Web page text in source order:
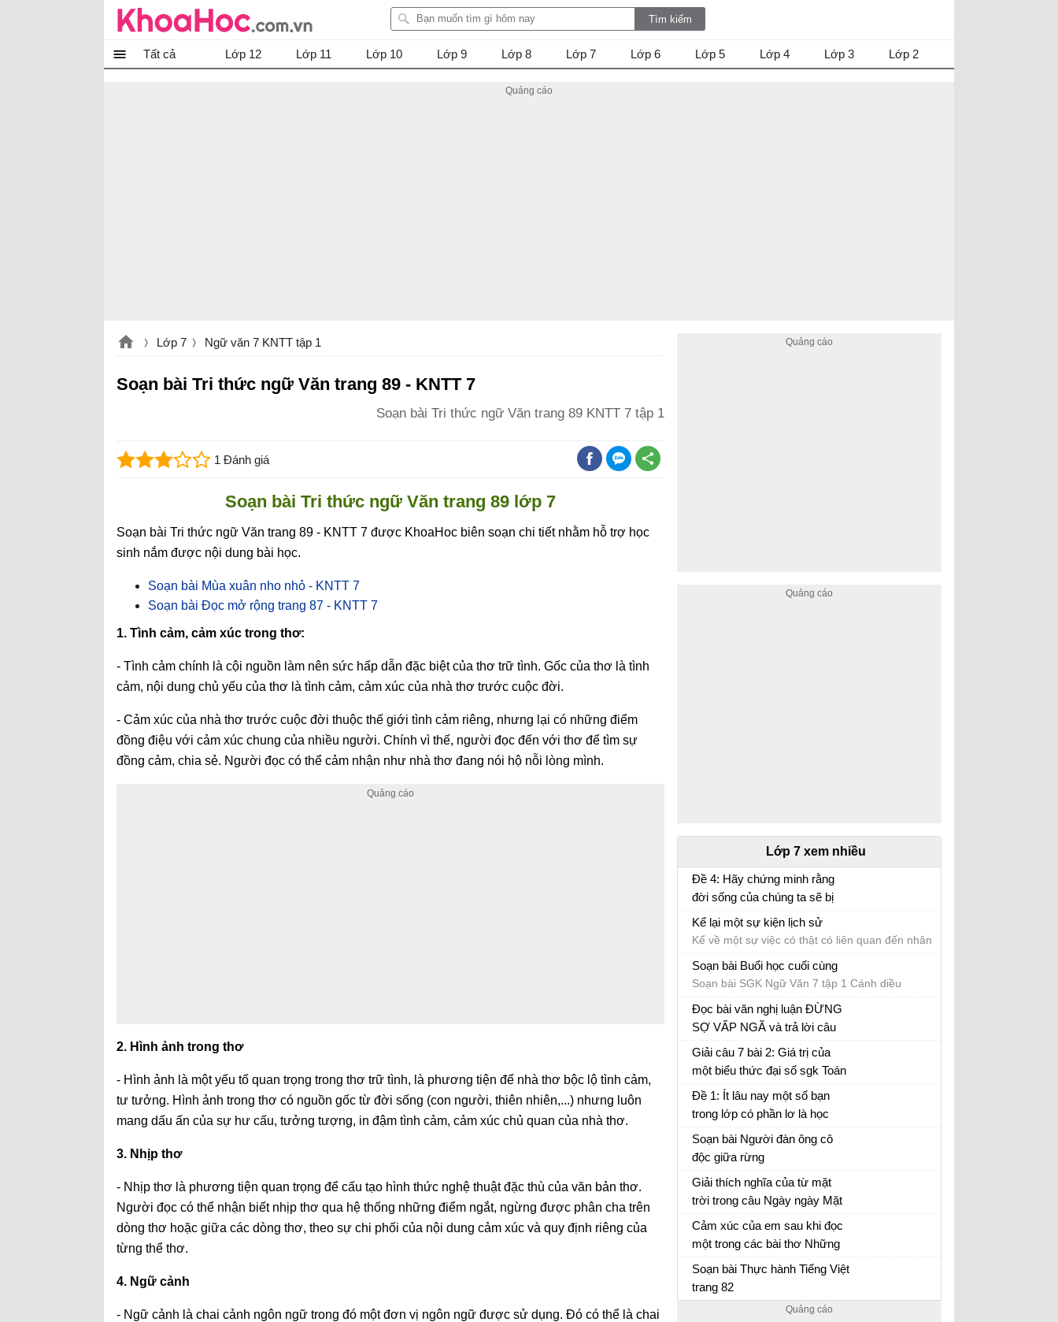
Tất cả Lớp 12 Lớp 11 Lớp 10 Lớp 9 Lớp 8 Lớp 7 Lớp 6 Lớp 5 Lớp 4 Lớp 3 Lớp 2
Lớp 7 Ngữ văn 7 KNTT tập 1
Soạn bài Tri thức ngữ Văn trang 89 - KNTT 7
Soạn bài Tri thức ngữ Văn trang 89 KNTT 7 tập 1
1 Đánh giá
Soạn bài Tri thức ngữ Văn trang 89 lớp 7
Soạn bài Tri thức ngữ Văn trang 89 - KNTT 7 được KhoaHoc biên soạn chi tiết nhằm hỗ trợ học
sinh nắm được nội dung bài học.
Soạn bài Mùa xuân nho nhỏ - KNTT 7
Soạn bài Đọc mở rộng trang 87 - KNTT 7
1. Tình cảm, cảm xúc trong thơ:
- Tình cảm chính là cội nguồn làm nên sức hấp dẫn đặc biệt của thơ trữ tình. Gốc của thơ là tình
cảm, nội dung chủ yếu của thơ là tình cảm, cảm xúc của nhà thơ trước cuộc đời.
- Cảm xúc của nhà thơ trước cuộc đời thuộc thế giới tình cảm riêng, nhưng lại có những điểm
đồng điệu với cảm xúc chung của nhiều người. Chính vì thế, người đọc đến với thơ để tìm sự
đồng cảm, chia sẻ. Người đọc có thể cảm nhận như nhà thơ đang nói hộ nỗi lòng mình.
2. Hình ảnh trong thơ
- Hình ảnh là một yếu tố quan trọng trong thơ trữ tình, là phương tiện để nhà thơ bộc lộ tình cảm,
tư tưởng. Hình ảnh trong thơ có nguồn gốc từ đời sống (con người, thiên nhiên,...) nhưng luôn
mang dấu ấn của sự hư cấu, tưởng tượng, in đậm tình cảm, cảm xúc chủ quan của nhà thơ.
3. Nhịp thơ
- Nhịp thơ là phương tiện quan trọng để cấu tạo hình thức nghệ thuật đặc thù của văn bản thơ.
Người đọc có thể nhận biết nhịp thơ qua hệ thống những điểm ngắt, ngừng được phân cha trên
dòng thơ hoặc giữa các dòng thơ, theo sự chi phối của nội dung cảm xúc và quy định riêng của
từng thể thơ.
4. Ngữ cảnh
- Ngữ cảnh là chai cảnh ngôn ngữ trong đó một đơn vị ngôn ngữ được sử dụng. Đó có thể là chai
Lớp 7 xem nhiều
Đề 4: Hãy chứng minh rằng
đời sống của chúng ta sẽ bị
tổn bại rất lớn nếu mỗi người
không có ý thức bảo vệ môi
Bài văn mẫu lớp 7 số 5 đề 4
Kể lại một sự kiện lịch sử
Kể về một sự việc có thật có liên quan đến nhân
vật hoặc sự kiện lịch sử
Soạn bài Buổi học cuối cùng
Soạn bài SGK Ngữ Văn 7 tập 1 Cánh diều
Đọc bài văn nghị luận ĐỪNG
SỢ VẤP NGÃ và trả lời câu
hỏi
Giải câu 7 bài 2: Giá trị của
một biểu thức đại số sgk Toán
7 tập 2 trang 29
Đề 1: Ít lâu nay một số bạn
trong lớp có phần lơ là học
tập.
Bài văn mẫu lớp 7 số 5 đề 1
Soạn bài Người đàn ông cô
độc giữa rừng
Soạn bài SGK Ngữ Văn 7 tập 1 Cánh diều
Giải thích nghĩa của từ mặt
trời trong câu Ngày ngày Mặt
Trời đi qua trên lăng / Thấy
một Mặt Trời trong lăng rất đỏ
Nghĩa của từ mặt trời trong câu Ngày ngày Mặt
Trời...
Cảm xúc của em sau khi đọc
một trong các bài thơ Những
cánh buồm, Mây và sóng, Mẹ
và quả
Cảm xúc sau khi đọc một trong các bài thơ
Những cánh buồm, Mây và sóng, Mẹ và quả lớp
7
Soạn bài Thực hành Tiếng Việt
trang 82
Thực hành Tiếng Việt trang 62 Cánh Diều 7 tập